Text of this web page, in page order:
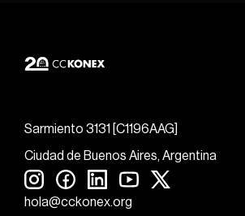
Sarmiento 3131 [C1196AAG]
Ciudad de Buenos Aires, Argentina
hola@cckonex.org